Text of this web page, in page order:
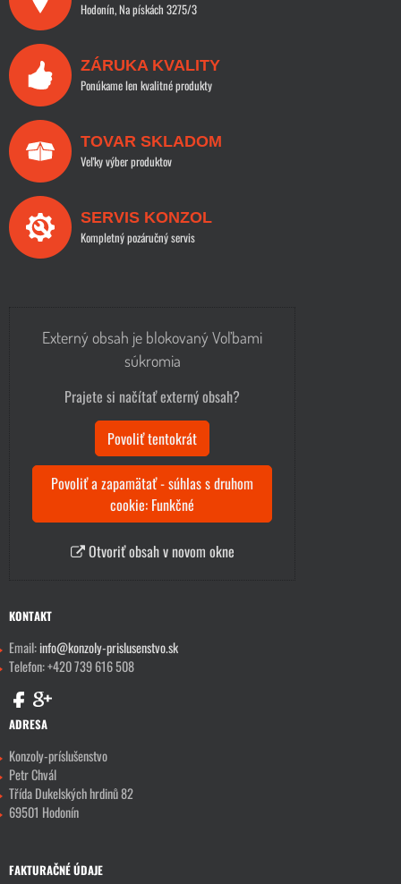
Hodonín, Na pískách 3275/3
ZÁRUKA KVALITY
Ponúkame len kvalitné produkty
TOVAR SKLADOM
Veľky výber produktov
SERVIS KONZOL
Kompletný pozáručný servis
Externý obsah je blokovaný Voľbami
súkromia
Prajete si načítať externý obsah?
Povoliť tentokrát
Povoliť a zapamätať - súhlas s druhom
cookie: Funkčné
Otvoriť obsah v novom okne
KONTAKT
Email:info@konzoly-prislusenstvo.sk
Telefon: +420 739 616 508
ADRESA
Konzoly-príslušenstvo
Petr Chvál
Třída Dukelských hrdinů 82
69501 Hodonín
FAKTURAČNÉ ÚDAJE